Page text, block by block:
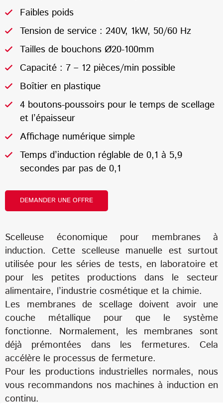
Faibles poids
Tension de service : 240V, 1kW, 50/60 Hz
Tailles de bouchons Ø20-100mm
Capacité : 7 – 12 pièces/min possible
Boîtier en plastique
4 boutons-poussoirs pour le temps de scellage
et l’épaisseur
Affichage numérique simple
Temps d’induction réglable de 0,1 à 5,9
secondes par pas de 0,1
DEMANDER UNE OFFRE
Scelleuse économique pour membranes à
induction. Cette scelleuse manuelle est surtout
utilisée pour les séries de tests, en laboratoire et
pour les petites productions dans le secteur
alimentaire, l’industrie cosmétique et la chimie.
Les membranes de scellage doivent avoir une
couche métallique pour que le système
fonctionne. Normalement, les membranes sont
déjà prémontées dans les fermetures. Cela
accélère le processus de fermeture.
Pour les productions industrielles normales, nous
vous recommandons nos machines à induction en
continu.